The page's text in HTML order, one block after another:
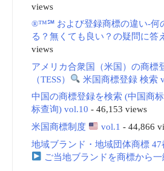
views
®™℠ および登録商標の違い-何
る？無くても良い？の疑問に答
views
アメリカ合衆国（米国）の商標
（TESS）
米国商標登録 検索
中国の商標登録を検索 (中国商
标查询) vol.10 - 46,153 views
米国商標制度
vol.1 - 44,866
地域ブランド・地域団体商標
ご当地ブランドを商標から一